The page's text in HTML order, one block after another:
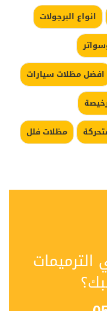
انواع البرجولات
افضل مظلات سيارات
مظلات فلل